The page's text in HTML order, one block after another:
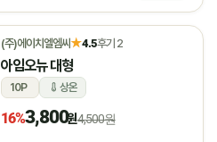
(주)에이치엘엠씨★4.5후기 2
아임오뉴 대형
10P 상온
16%3,800원4,500원